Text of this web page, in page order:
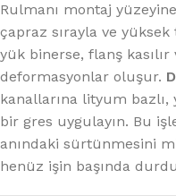
Rulmanı montaj
çapraz sırayla ve yüksek
yük binerse, flanş
deformasyonlar oluşur.
kanallarına lityum bazlı,
bir gres uygulayın. Bu
anındaki sürtünmesini
henüz işin başında